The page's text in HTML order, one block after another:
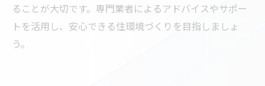
ることが大切です。専門業者によるアドバイスやサポー
トを活用し、安心できる住環境づくりを目指しましょ
う。